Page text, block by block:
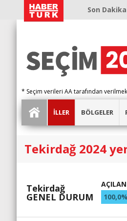
Son Dakika
* Seçim verileri AA tarafından
İLLER BÖLGELER
Tekirdağ 2024
Tekirdağ
GENEL DURUM
100,0%